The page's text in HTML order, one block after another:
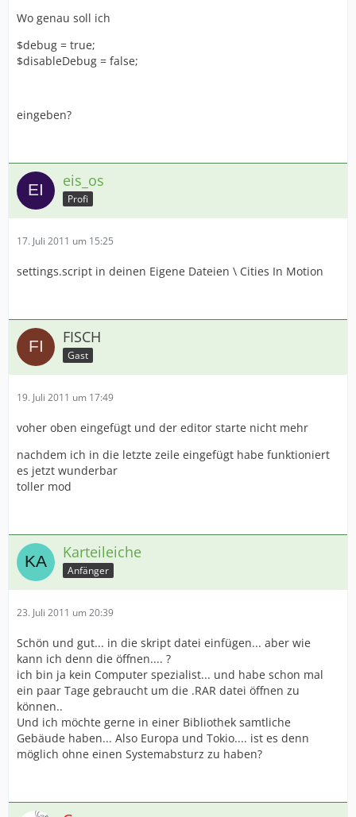
Wo genau soll ich
$debug = true;
$disableDebug = false;
eingeben?
eis_os
Profi
17. Juli 2011 um 15:25
settings.script in deinen Eigene Dateien \ Cities In Motion
FISCH
Gast
19. Juli 2011 um 17:49
voher oben eingefügt und der editor starte nicht mehr
nachdem ich in die letzte zeile eingefügt habe funktioniert
es jetzt wunderbar
toller mod
Karteileiche
Anfänger
23. Juli 2011 um 20:39
Schön und gut... in die skript datei einfügen... aber wie
kann ich denn die öffnen.... ?
ich bin ja kein Computer spezialist... und habe schon mal
ein paar Tage gebraucht um die .RAR datei öffnen zu
können..
Und ich möchte gerne in einer Bibliothek samtliche
Gebäude haben... Also Europa und Tokio.... ist es denn
möglich ohne einen Systemabsturz zu haben?